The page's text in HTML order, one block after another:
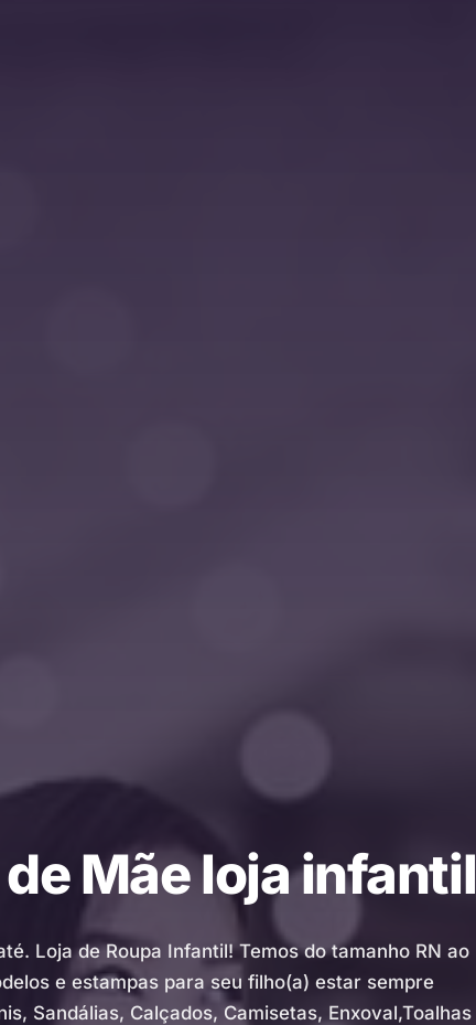
Mãe loja infantil
Loja de Roupa Infantil! Temos do tamanho RN ao
e estampas para seu filho(a) estar sempre
Sandálias, Calçados, Camisetas, Enxoval,Toalhas